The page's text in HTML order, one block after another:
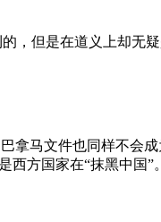
，但是在道义上却无
拿马文件也同样不会
方国家在“抹黑中国”。